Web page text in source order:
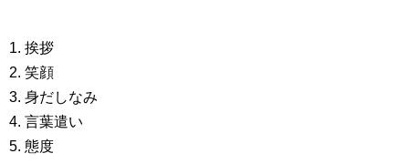
1. 挨拶
2. 笑顔
3. 身だしなみ
4. 言葉遣い
5. 態度